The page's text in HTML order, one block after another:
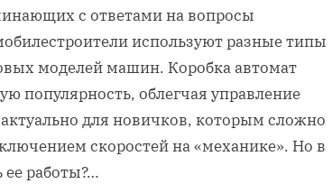
такое
коробка
автомат
как
правильно
ездить,
с ответами на вопросы
используют разные типы
моделей машин. Коробка автомат
популярность, облегчая управление
для новичков, которым сложно
скоростей на «механике». Но в
работы?…